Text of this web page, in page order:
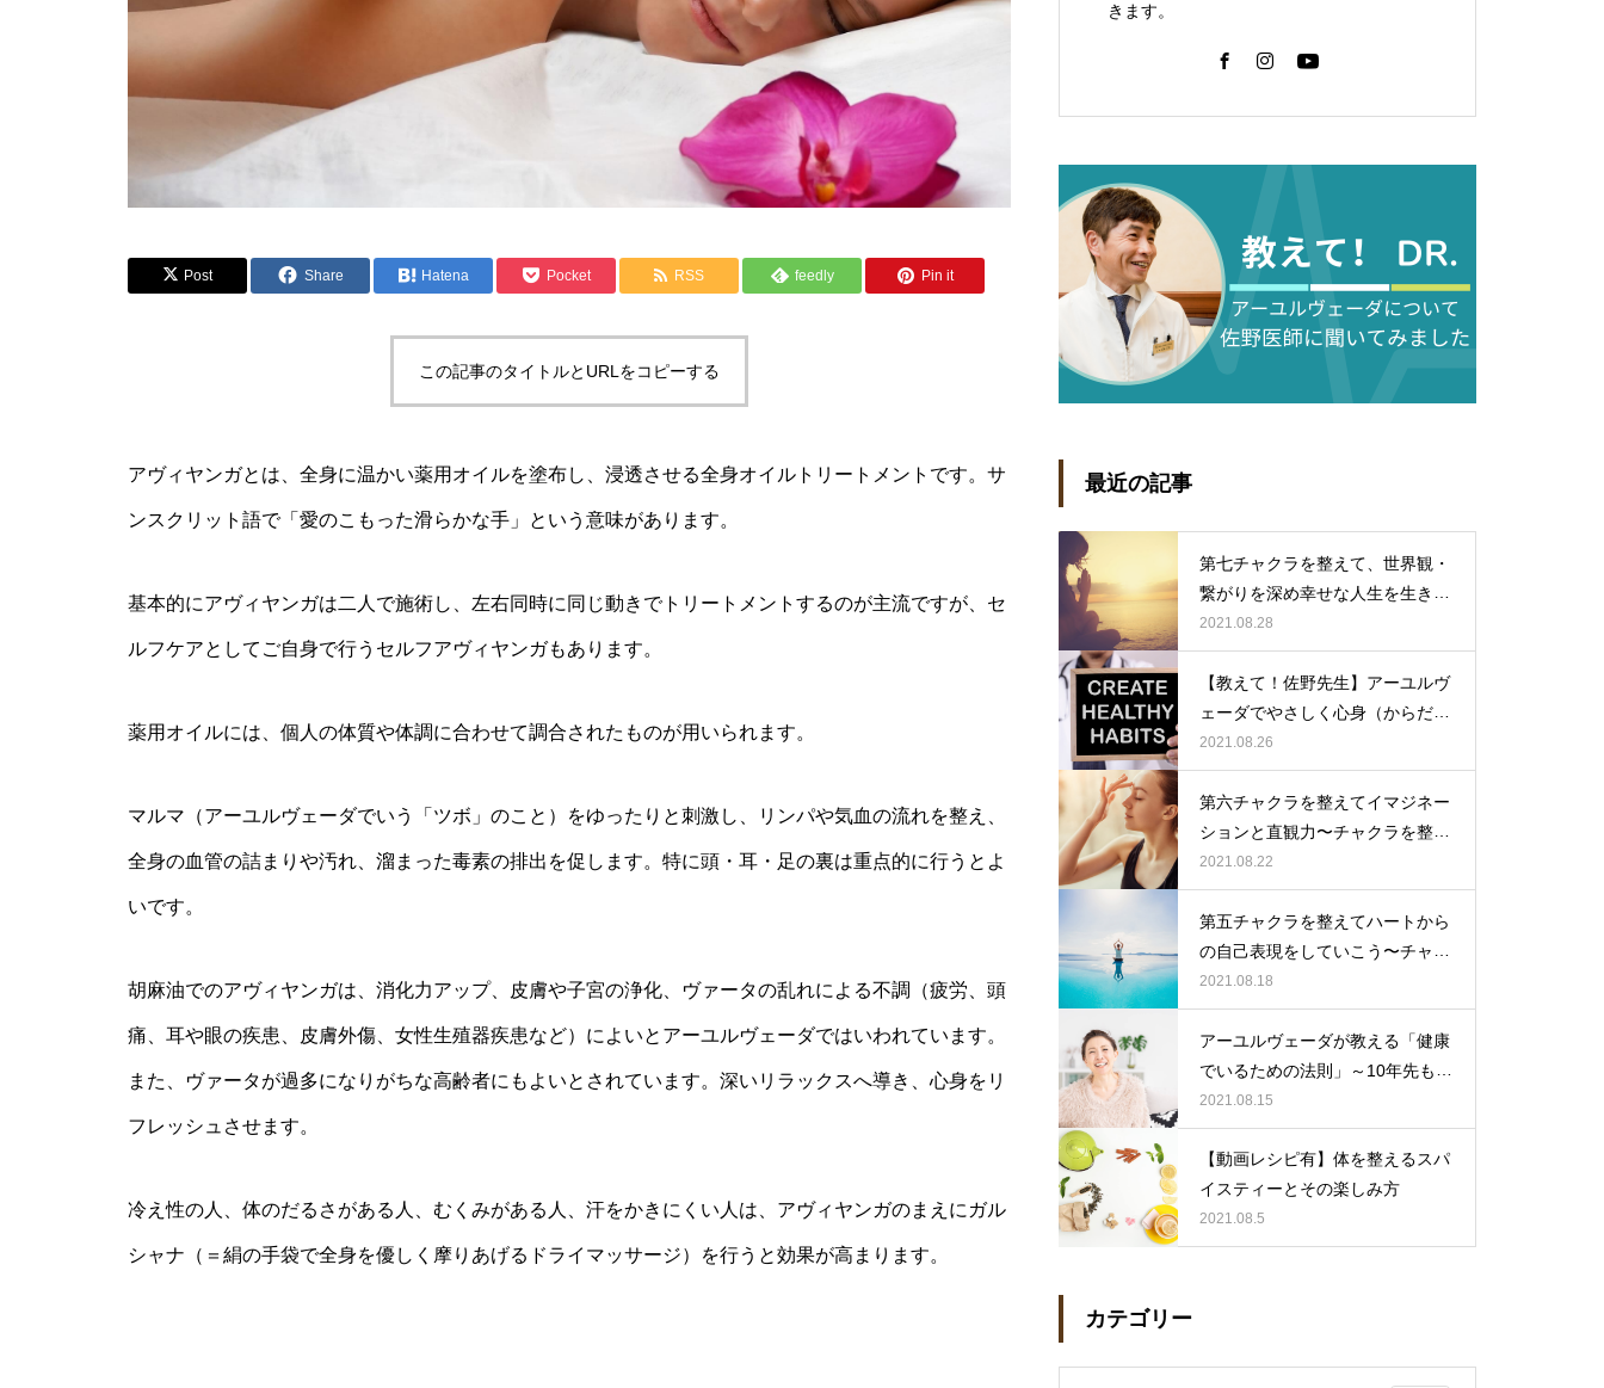
Post Share Hatena Pocket RSS feedly Pin it
この記事のタイトルとURLをコピーする
アヴィヤンガとは、全身に温かい薬用オイルを塗布し、浸透させる全身オイルトリートメントです。サ
ンスクリット語で「愛のこもった滑らかな手」という意味があります。
基本的にアヴィヤンガは二人で施術し、左右同時に同じ動きでトリートメントするのが主流ですが、セ
ルフケアとしてご自身で行うセルフアヴィヤンガもあります。
薬用オイルには、個人の体質や体調に合わせて調合されたものが用いられます。
マルマ（アーユルヴェーダでいう「ツボ」のこと）をゆったりと刺激し、リンパや気血の流れを整え、
全身の血管の詰まりや汚れ、溜まった毒素の排出を促します。特に頭・耳・足の裏は重点的に行うとよ
いです。
胡麻油でのアヴィヤンガは、消化力アップ、皮膚や子宮の浄化、ヴァータの乱れによる不調（疲労、頭
痛、耳や眼の疾患、皮膚外傷、女性生殖器疾患など）によいとアーユルヴェーダではいわれています。
また、ヴァータが過多になりがちな高齢者にもよいとされています。深いリラックスへ導き、心身をリ
フレッシュさせます。
冷え性の人、体のだるさがある人、むくみがある人、汗をかきにくい人は、アヴィヤンガのまえにガル
シャナ（＝絹の手袋で全身を優しく摩りあげるドライマッサージ）を行うと効果が高まります。
きます。
最近の記事
第七チャクラを整えて、世界観・
繋がりを深め幸せな人生を生き
る〜チャクラを整えて心も体も豊
かになろう!
2021.08.28
【教えて！佐野先生】アーユルヴ
ェーダでやさしく心身（からだ）
を整えよう Vol.6
2021.08.26
第六チャクラを整えてイマジネー
ションと直観力〜チャクラを整え
て心も体も豊かになろう！
2021.08.22
第五チャクラを整えてハートから
の自己表現をしていこう〜チャク
ラを整えて心も体も豊かになろ
う！
2021.08.18
アーユルヴェーダが教える「健康
でいるための法則」～10年先も元
気で過ごす方法をご紹介
2021.08.15
【動画レシピ有】体を整えるスパ
イスティーとその楽しみ方
2021.08.5
カテゴリー